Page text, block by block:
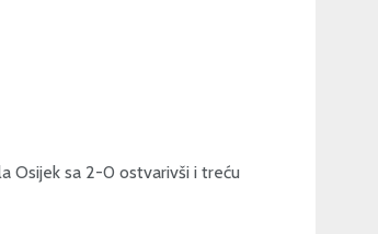
Osijek sa 2-0 ostvarivši i treću